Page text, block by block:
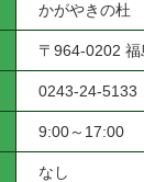
かがやきの杜
〒964-0202
0243-24-5133
9:00～17:00
なし